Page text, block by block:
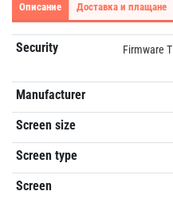
Описание Доставка и плащане
Security
Firmware
Manufacturer
Screen size
Screen type
Screen